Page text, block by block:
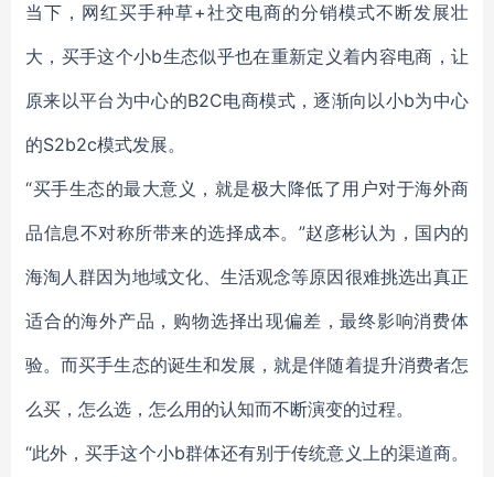
当下，网红买手种草+社交电商的分销模式不断发展壮
大，买手这个小b生态似乎也在重新定义着内容电商，让
原来以平台为中心的B2C电商模式，逐渐向以小b为中心
的S2b2c模式发展。
“买手生态的最大意义，就是极大降低了用户对于海外商
品信息不对称所带来的选择成本。”赵彦彬认为，国内的
海淘人群因为地域文化、生活观念等原因很难挑选出真正
适合的海外产品，购物选择出现偏差，最终影响消费体
验。而买手生态的诞生和发展，就是伴随着提升消费者怎
么买，怎么选，怎么用的认知而不断演变的过程。
“此外，买手这个小b群体还有别于传统意义上的渠道商。